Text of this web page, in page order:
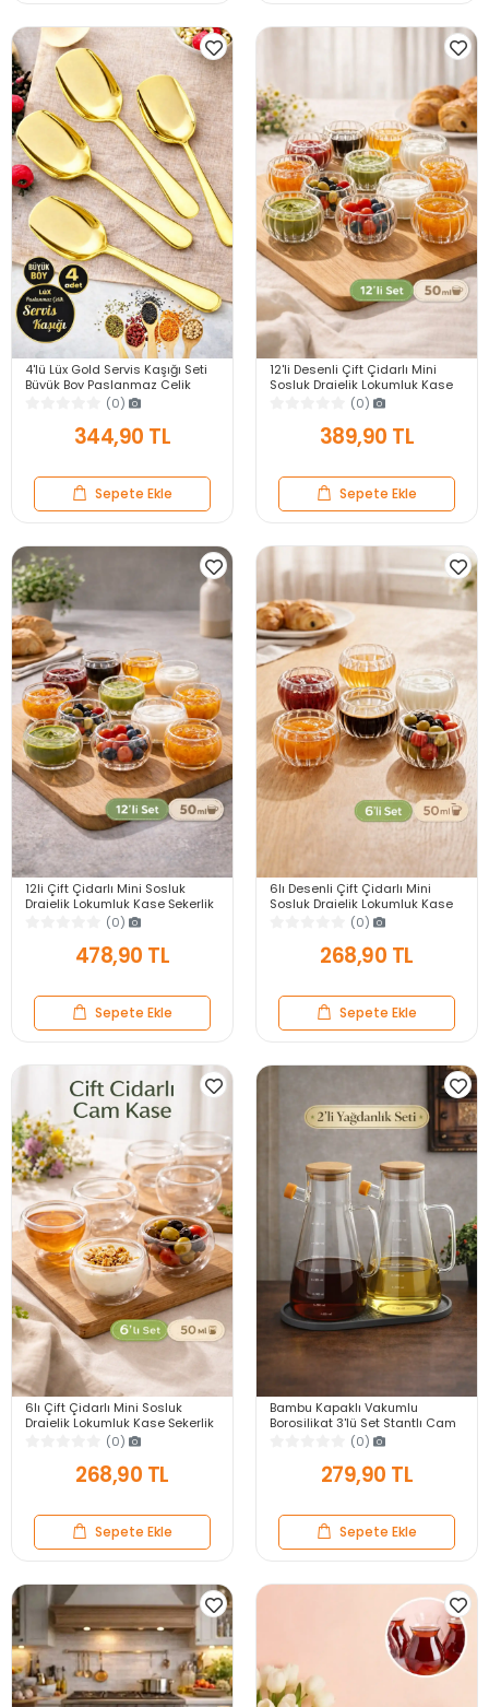
4'lü Lüx Gold Servis Kaşığı Seti
Büyük Boy Paslanmaz Çelik
Kaşık Salata Pasta Yemek
Servis Mutfak Kaşığı
(0)
344,90 TL
Sepete Ekle
12'li Desenli Çift Çidarlı Mini
Sosluk Drajelik Lokumluk Kase
Şekerlik Çerezlik Reçellik Cam
(0)
389,90 TL
Sepete Ekle
12li Çift Çidarlı Mini Sosluk
Drajelik Lokumluk Kase Şekerlik
Çerezlik Sosluk Reçellik Cam
(0)
478,90 TL
Sepete Ekle
6lı Desenli Çift Çidarlı Mini
Sosluk Drajelik Lokumluk Kase
Şekerlik Çerezlik Reçellik Cam
(0)
268,90 TL
Sepete Ekle
6lı Çift Çidarlı Mini Sosluk
Drajelik Lokumluk Kase Şekerlik
Çerezlik Sosluk Reçellik Cam
(0)
268,90 TL
Sepete Ekle
Bambu Kapaklı Vakumlu
Borosilikat 3'lü Set Stantlı Cam
Yağlık Sirkelik Ayçiçek
Zeytinyağı Şişesi
(0)
279,90 TL
Sepete Ekle